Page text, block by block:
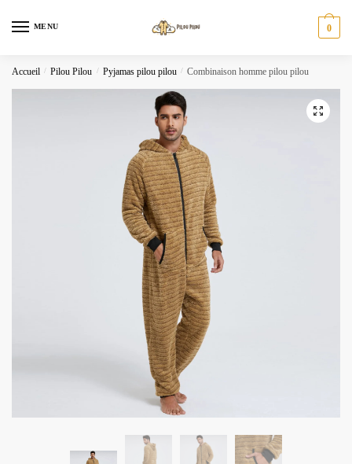
MENU 0
Accueil / Pilou Pilou / Pyjamas pilou pilou / Combinaison homme pilou pilou